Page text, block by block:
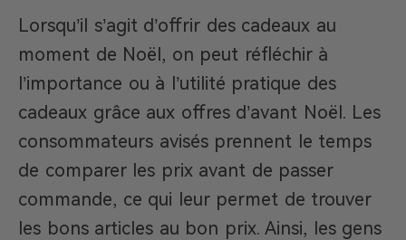
Lorsqu’il s’agit d’offrir des cadeaux au
moment de Noël, on peut réfléchir à
l’importance ou à l’utilité pratique des
cadeaux grâce aux offres d’avant Noël. Les
consommateurs avisés prennent le temps
de comparer les prix avant de passer
commande, ce qui leur permet de trouver
les bons articles au bon prix. Ainsi, les gens